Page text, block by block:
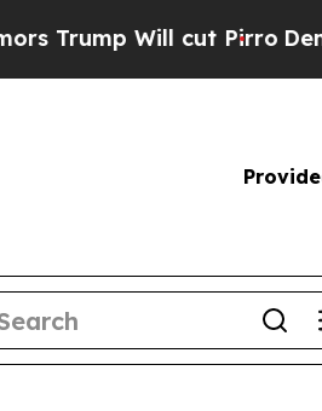
cut PirroDemocratic